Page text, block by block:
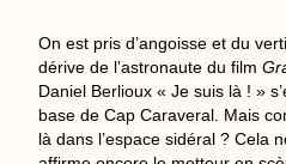
On est pris d’angoisse et du
dérive de l’astronaute du film
Daniel Berlioux « Je suis là ! »
base de Cap Caraveral. Mais
là dans l’espace sidéral ? Cela